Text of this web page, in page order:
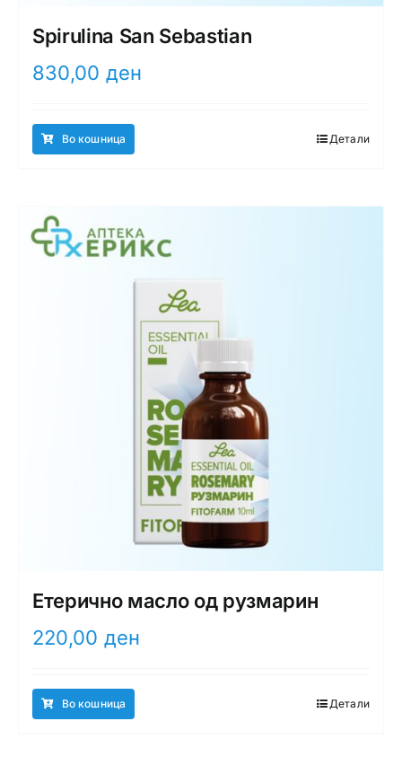
Spirulina San Sebastian
830,00 ден
Во кошница Детали
Етерично масло од рузмарин
220,00 ден
Во кошница Детали